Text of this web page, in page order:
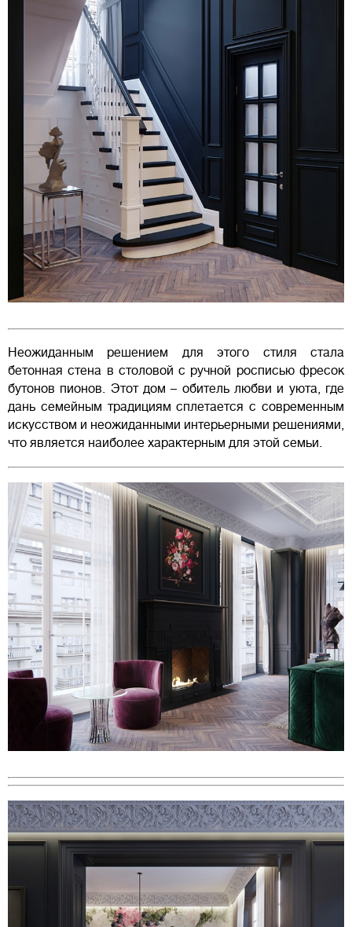
Неожиданным решением для этого стиля стала
бетонная стена в столовой с ручной росписью фресок
бутонов пионов. Этот дом – обитель любви и уюта, где
дань семейным традициям сплетается с современным
искусством и неожиданными интерьерными решениями,
что является наиболее характерным для этой семьи.